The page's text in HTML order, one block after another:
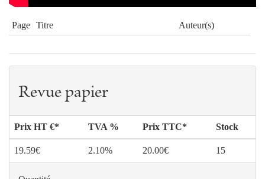
Page Titre
Auteur(s)
10
Editorial
Jean-Robert
29
« Tous, quelques-uns, un ». Sensus
fidei et dynamique synodale
Hyacinthe
DESTIVELLE,
45
Quelques précédents disciplinaires
Revue papier
Prix HT €* TVA % Prix TTC* Stock
19.59€ 2.10% 20.00€ 15